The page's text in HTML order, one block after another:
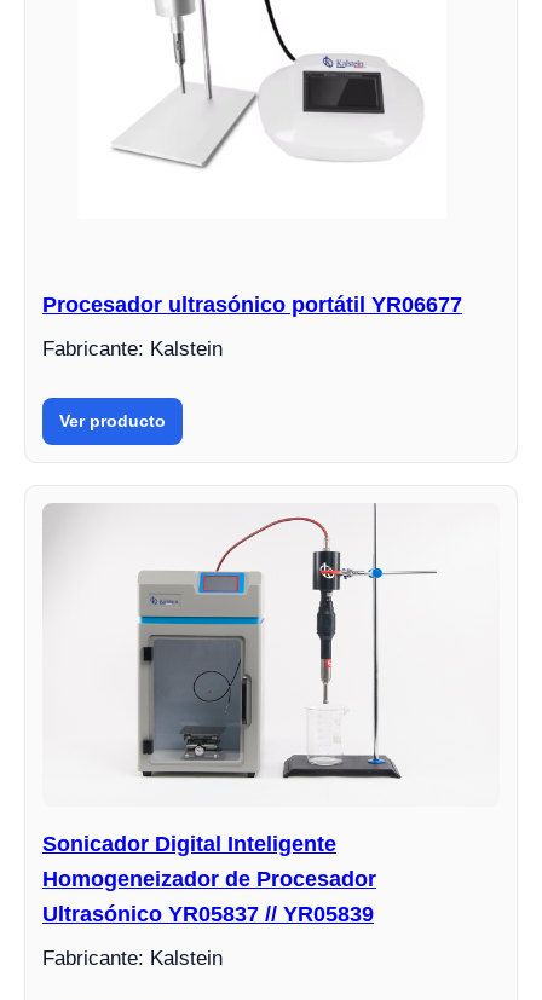
Procesador ultrasónico portátil YR06677
Fabricante: Kalstein
Ver producto
Sonicador Digital Inteligente
Homogeneizador de Procesador
Ultrasónico YR05837 // YR05839
Fabricante: Kalstein